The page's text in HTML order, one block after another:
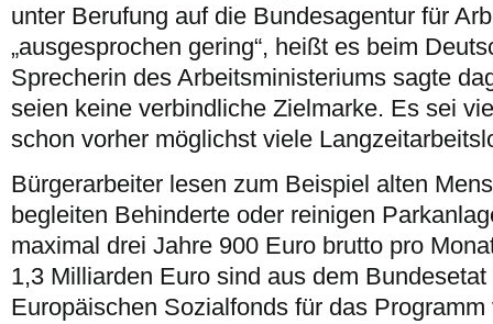
unter Berufung auf die Bundesagentur für
„ausgesprochen gering“, heißt es beim
Sprecherin des Arbeitsministeriums sagte
seien keine verbindliche Zielmarke. Es sei
schon vorher möglichst viele
Bürgerarbeiter lesen zum Beispiel alten
begleiten Behinderte oder reinigen
maximal drei Jahre 900 Euro brutto pro
1,3 Milliarden Euro sind aus dem
Europäischen Sozialfonds für das Programm